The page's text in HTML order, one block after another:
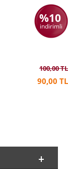
%10
indirimli
100,00 TL
90,00 TL